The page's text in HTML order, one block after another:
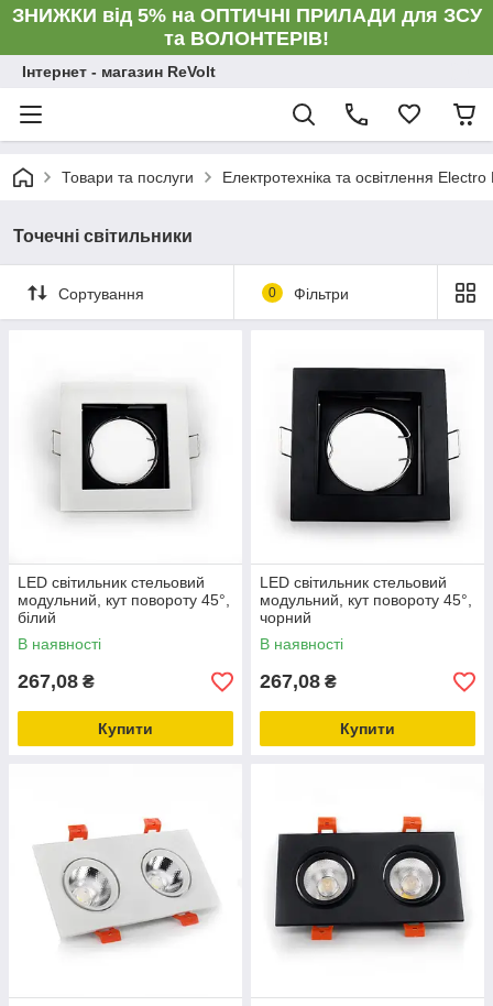
ЗНИЖКИ від 5% на ОПТИЧНІ ПРИЛАДИ для ЗСУ
та ВОЛОНТЕРІВ!
Інтернет - магазин ReVolt
Товари та послуги Електротехніка та освітлення
Точечні світильники
Сортування 0 Фільтри
LED світильник стельовий
модульний, кут повороту 45°,
білий
В наявності
267,08 ₴
Купити
LED світильник стельовий
модульний, кут повороту 45°,
чорний
В наявності
267,08 ₴
Купити